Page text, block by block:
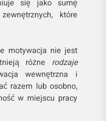
się jako sumę
które
motywacja nie jest
różne rodzaje
wewnętrzna i
razem lub osobno,
w miejscu pracy